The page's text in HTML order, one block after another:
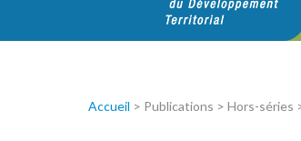
Accueil > Publications > Hors-séries